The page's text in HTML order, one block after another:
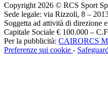
Copyright 2026 © RCS Sport
Sede legale: via Rizzoli, 8 –
Soggetta ad attività di direzione
Capitale Sociale € 100.000 –
Per la pubblicità: CAIRORCS
Preferenze sui cookie -